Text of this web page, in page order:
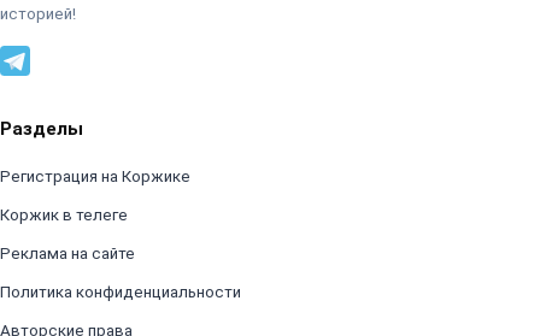
историей!
Разделы
Регистрация на Коржике
Коржик в телеге
Реклама на сайте
Политика конфиденциальности
Авторские права